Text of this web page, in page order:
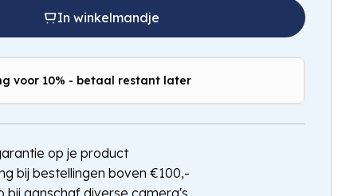
In winkelmandje
voor 10% - betaal restant later
op je product
bij bestellingen boven €100,-